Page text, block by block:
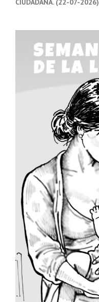
CIUDADANA. (22-07-2026)